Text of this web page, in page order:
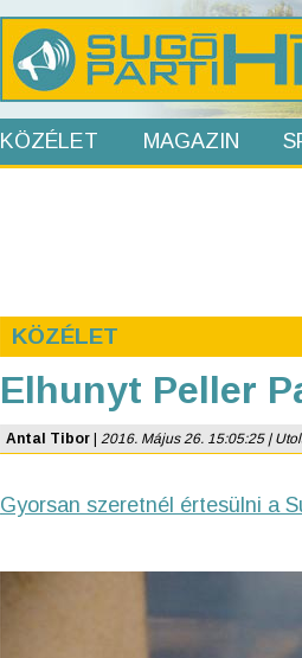
KÖZÉLET MAGAZIN
KÖZÉLET
Elhunyt Peller
Antal Tibor 2016. Május 26. 15:05:25 |
Gyorsan szeretnél értesülni a